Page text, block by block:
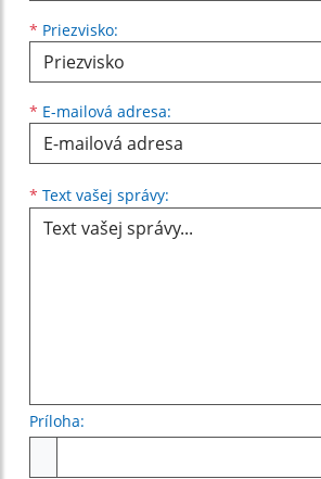
* Priezvisko:
* E-mailová adresa:
* Text vašej správy:
Príloha: